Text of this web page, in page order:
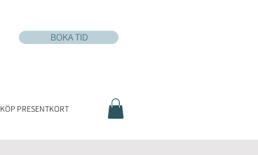
BOKA TID
KÖP PRESENTKORT